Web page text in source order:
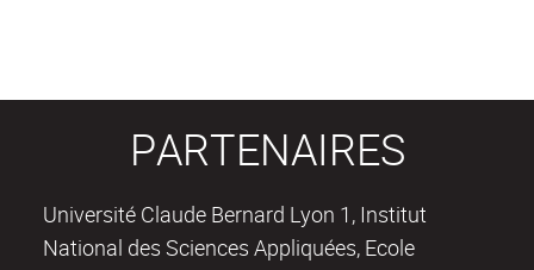
PARTENAIRES
Université Claude Bernard Lyon 1, Institut
National des Sciences Appliquées, Ecole